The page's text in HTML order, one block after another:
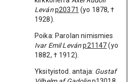
Leván p20371 (yo 1878, †
1928).
Poika: Parolan nimismies
Ivar Emil Leván p21147(yo
1882, † 1912).
Yksityistod. antaja: Gustaf